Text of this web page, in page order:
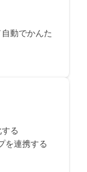
動でかんた
る
を連携する